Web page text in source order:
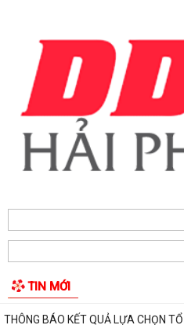
TIN MỚI
Hộ dân phường Hải An tự nguyện
tuyến đường trước cửa trường THPT...
Các ngày lễ, ngày kỷ niệm nổi bật
NHANH CHÓNG, TIỆN LỢI
kiến nghị liên quan đến việc giải...
THÔNG BÁO KẾT QUẢ LỰA CHỌN